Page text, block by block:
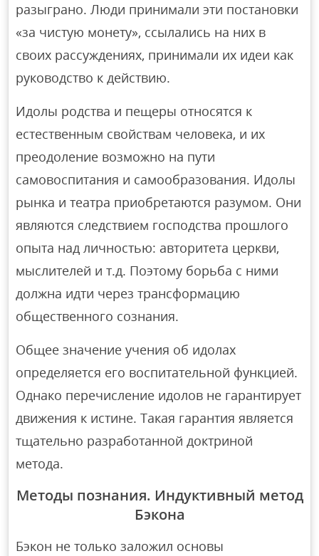
разыграно. Люди принимали эти постановки
«за чистую монету», ссылались на них в
своих рассуждениях, принимали их идеи как
руководство к действию.
Идолы родства и пещеры относятся к
естественным свойствам человека, и их
преодоление возможно на пути
самовоспитания и самообразования. Идолы
рынка и театра приобретаются разумом. Они
являются следствием господства прошлого
опыта над личностью: авторитета церкви,
мыслителей и т.д. Поэтому борьба с ними
должна идти через трансформацию
общественного сознания.
Общее значение учения об идолах
определяется его воспитательной функцией.
Однако перечисление идолов не гарантирует
движения к истине. Такая гарантия является
тщательно разработанной доктриной
метода.
Методы познания. Индуктивный метод
Бэкона
Бэкон не только заложил основы